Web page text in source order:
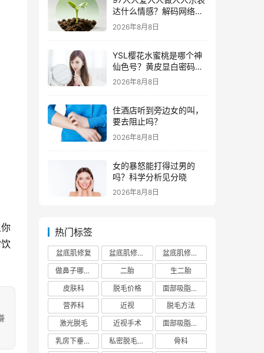
达什么情感？解码网络世
代独特的社交共鸣
2026年8月8日
YSL樱花水蜜桃是哪个神
仙色号？黄皮显白密码全
解析
2026年8月8日
住酒店听到旁边女的叫，
要去阻止吗？
2026年8月8日
女的暴怒能打得过男的
吗？科学分析见分晓
2026年8月8日
热门标签
盆底肌修复 盆底肌修复医院排行榜
盆底肌修复多少钱
做鼻子哪个正规医院比较出名
二胎
生二胎
皮肤科
脱毛价格
面部吸脂费用
营养科
近视
脱毛方法
激光脱毛
近视手术
面部吸脂多少钱
乳房下垂矫正价格
私密脱毛方法
骨科